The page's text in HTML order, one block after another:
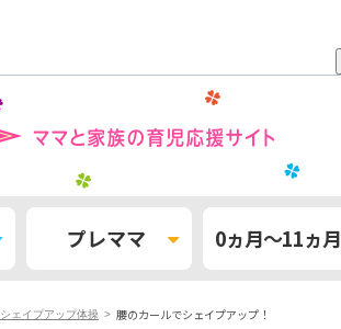
プレママ 0ヵ月～11ヵ月
シェイプアップ体操 腰のカールでシェイプアップ！